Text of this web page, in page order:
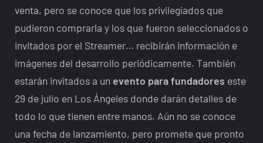
venta, pero se conoce que los privilegiados que
pudieron comprarla y los que fueron seleccionados o
invitados por el Streamer… recibirán información e
imágenes del desarrollo periódicamente. También
estarán invitados a un evento para fundadores este
29 de julio en Los Ángeles donde darán detalles de
todo lo que tienen entre manos. Aún no se conoce
una fecha de lanzamiento, pero promete que pronto